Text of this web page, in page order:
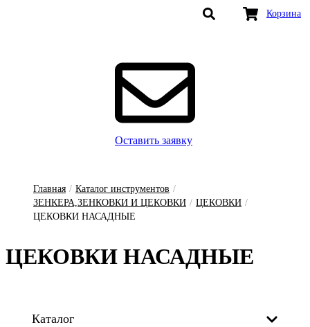
Корзина
Оставить заявку
Главная / Каталог инструментов /
ЗЕНКЕРА,ЗЕНКОВКИ И ЦЕКОВКИ / ЦЕКОВКИ /
ЦЕКОВКИ НАСАДНЫЕ
ЦЕ­КОВ­КИ НА­САД­НЫЕ
Каталог